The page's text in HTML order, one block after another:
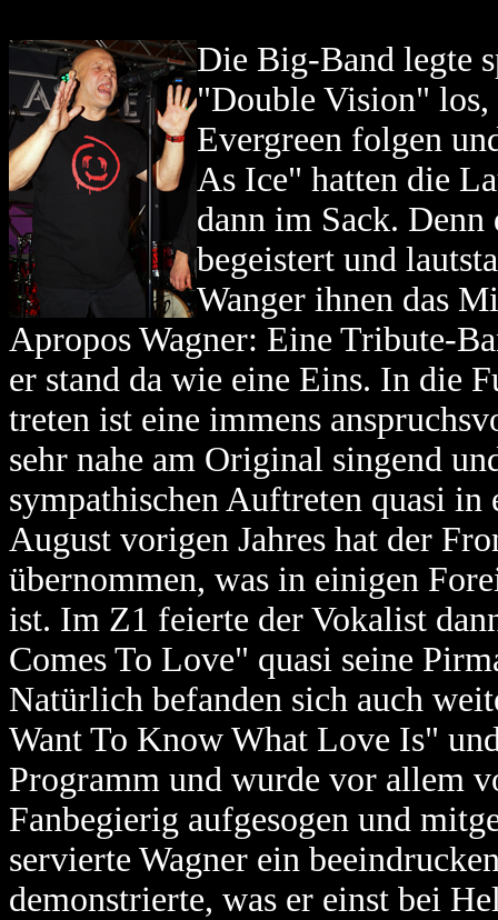
Die Big-Band legte
"Double Vision" los,
Evergreen folgen
As Ice" hatten die
dann im Sack.
begeistert und
Wanger ihnen das
Apropos Wagner: Eine Tribute-
er stand da wie eine Eins. In die
treten ist eine immens
sehr nahe am Original singend
sympathischen Auftreten quasi
August vorigen Jahres hat der
übernommen, was in einigen
ist. Im Z1 feierte der Vokalist
Comes To Love" quasi seine
Natürlich befanden sich auch
Want To Know What Love Is"
Programm und wurde vor allem
Fanbegierig aufgesogen und
servierte Wagner ein
demonstrierte, was er einst bei